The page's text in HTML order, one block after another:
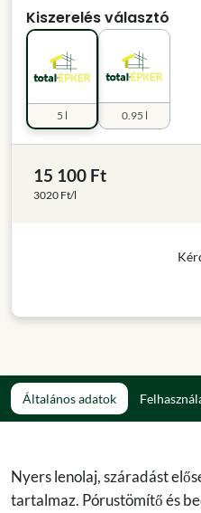
Kiszerelés választó
0.95 l
5 l
15 100 Ft
3020 Ft/l
Általános adatok
Nyers lenolaj, száradást
tartalmaz. Pórustömítő és